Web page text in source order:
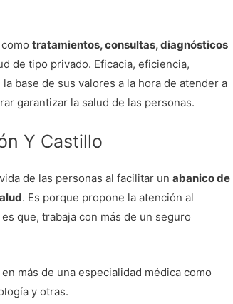
comotratamientos, consultas, diagnósticos
de tipo privado. Eficacia, eficiencia,
base de sus valores a la hora de atender a
garantizar la salud de las personas.
Y Castillo
de las personas al facilitar unabanico de
. Es porque propone la atención al
que, trabaja con más de un seguro
más de una especialidad médica como
y otras.